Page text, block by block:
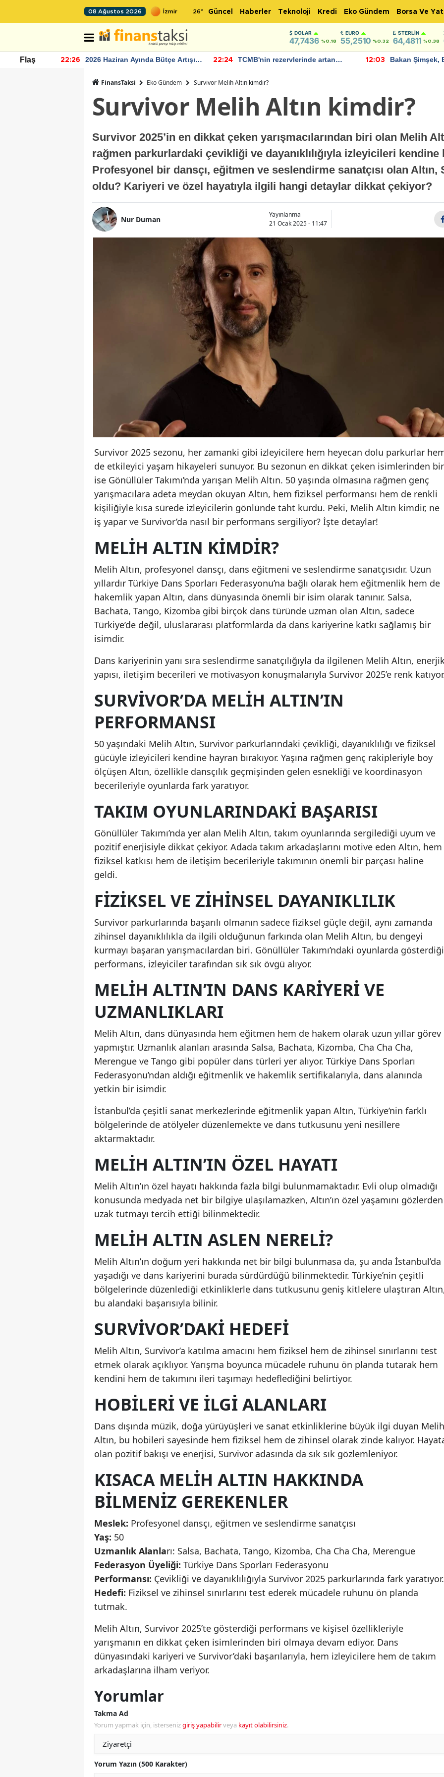
08 Ağustos 2026 26° Güncel Haberler Teknoloji Kredi Eko Gündem Borsa Ve
DOLAR
47,7436 %0.18
EURO
55,2510 %0.32
STERLIN
64,4811 %0.38
Flaş 22:26
2026 Haziran Ayında Bütçe Artışı
22:24
TCMB'nin rezervlerinde artan
12:03
Bakan Şimşek,
FinansTaksi Eko Gündem Survivor Melih Altın kimdir?
Survivor Melih Altın kimdir?
Survivor 2025’in en dikkat çeken yarışmacılarından biri olan Melih
rağmen parkurlardaki çevikliği ve dayanıklılığıyla izleyicileri kendine
Profesyonel bir dansçı, eğitmen ve seslendirme sanatçısı olan Altın,
oldu? Kariyeri ve özel hayatıyla ilgili hangi detaylar dikkat çekiyor?
Nur Duman
Yayınlanma
21 Ocak 2025 - 11:47
Survivor 2025 sezonu, her zamanki gibi izleyicilere hem heyecan dolu parkurlar
de etkileyici yaşam hikayeleri sunuyor. Bu sezonun en dikkat çeken isimlerinden
ise Gönüllüler Takımı’nda yarışan Melih Altın. 50 yaşında olmasına rağmen genç
yarışmacılara adeta meydan okuyan Altın, hem fiziksel performansı hem de renkli
kişiliğiyle kısa sürede izleyicilerin gönlünde taht kurdu. Peki, Melih Altın kimdir, ne
iş yapar ve Survivor’da nasıl bir performans sergiliyor? İşte detaylar!
MELIH ALTIN KIMDIR?
Melih Altın, profesyonel dansçı, dans eğitmeni ve seslendirme sanatçısıdır. Uzun
yıllardır Türkiye Dans Sporları Federasyonu’na bağlı olarak hem eğitmenlik hem de
hakemlik yapan Altın, dans dünyasında önemli bir isim olarak tanınır. Salsa,
Bachata, Tango, Kizomba gibi birçok dans türünde uzman olan Altın, sadece
Türkiye’de değil, uluslararası platformlarda da dans kariyerine katkı sağlamış bir
isimdir.
Dans kariyerinin yanı sıra seslendirme sanatçılığıyla da ilgilenen Melih Altın,
yapısı, iletişim becerileri ve motivasyon konuşmalarıyla Survivor 2025’e renk
SURVIVOR’DA MELIH ALTIN’IN
PERFORMANSI
50 yaşındaki Melih Altın, Survivor parkurlarındaki çevikliği, dayanıklılığı ve fiziksel
gücüyle izleyicileri kendine hayran bırakıyor. Yaşına rağmen genç rakipleriyle boy
ölçüşen Altın, özellikle dansçılık geçmişinden gelen esnekliği ve koordinasyon
becerileriyle oyunlarda fark yaratıyor.
TAKIM OYUNLARINDAKI BAŞARISI
Gönüllüler Takımı’nda yer alan Melih Altın, takım oyunlarında sergilediği uyum ve
pozitif enerjisiyle dikkat çekiyor. Adada takım arkadaşlarını motive eden Altın, hem
fiziksel katkısı hem de iletişim becerileriyle takımının önemli bir parçası haline
geldi.
FIZIKSEL VE ZIHINSEL DAYANIKLILIK
Survivor parkurlarında başarılı olmanın sadece fiziksel güçle değil, aynı zamanda
zihinsel dayanıklılıkla da ilgili olduğunun farkında olan Melih Altın, bu dengeyi
kurmayı başaran yarışmacılardan biri. Gönüllüler Takımı’ndaki oyunlarda gösterdiği
performans, izleyiciler tarafından sık sık övgü alıyor.
MELIH ALTIN’IN DANS KARIYERI VE
UZMANLIKLARI
Melih Altın, dans dünyasında hem eğitmen hem de hakem olarak uzun yıllar görev
yapmıştır. Uzmanlık alanları arasında Salsa, Bachata, Kizomba, Cha Cha Cha,
Merengue ve Tango gibi popüler dans türleri yer alıyor. Türkiye Dans Sporları
Federasyonu’ndan aldığı eğitmenlik ve hakemlik sertifikalarıyla, dans alanında
yetkin bir isimdir.
İstanbul’da çeşitli sanat merkezlerinde eğitmenlik yapan Altın, Türkiye’nin farklı
bölgelerinde de atölyeler düzenlemekte ve dans tutkusunu yeni nesillere
aktarmaktadır.
MELIH ALTIN’IN ÖZEL HAYATI
Melih Altın’ın özel hayatı hakkında fazla bilgi bulunmamaktadır. Evli olup olmadığı
konusunda medyada net bir bilgiye ulaşılamazken, Altın’ın özel yaşamını gözlerden
uzak tutmayı tercih ettiği bilinmektedir.
MELIH ALTIN ASLEN NERELI?
Melih Altın’ın doğum yeri hakkında net bir bilgi bulunmasa da, şu anda İstanbul’da
yaşadığı ve dans kariyerini burada sürdürdüğü bilinmektedir. Türkiye’nin çeşitli
bölgelerinde düzenlediği etkinliklerle dans tutkusunu geniş kitlelere ulaştıran
bu alandaki başarısıyla bilinir.
SURVIVOR’DAKI HEDEFI
Melih Altın, Survivor’a katılma amacını hem fiziksel hem de zihinsel sınırlarını test
etmek olarak açıklıyor. Yarışma boyunca mücadele ruhunu ön planda tutarak hem
kendini hem de takımını ileri taşımayı hedeflediğini belirtiyor.
HOBILERI VE İLGI ALANLARI
Dans dışında müzik, doğa yürüyüşleri ve sanat etkinliklerine büyük ilgi duyan Melih
Altın, bu hobileri sayesinde hem fiziksel hem de zihinsel olarak zinde kalıyor.
olan pozitif bakışı ve enerjisi, Survivor adasında da sık sık gözlemleniyor.
KISACA MELIH ALTIN HAKKINDA
BILMENIZ GEREKENLER
Meslek: Profesyonel dansçı, eğitmen ve seslendirme sanatçısı
Yaş: 50
Uzmanlık Alanları: Salsa, Bachata, Tango, Kizomba, Cha Cha Cha, Merengue
Federasyon Üyeliği: Türkiye Dans Sporları Federasyonu
Performansı: Çevikliği ve dayanıklılığıyla Survivor 2025 parkurlarında fark yaratıyor.
Hedefi: Fiziksel ve zihinsel sınırlarını test ederek mücadele ruhunu ön planda
tutmak.
Melih Altın, Survivor 2025’te gösterdiği performans ve kişisel özellikleriyle
yarışmanın en dikkat çeken isimlerinden biri olmaya devam ediyor. Dans
dünyasındaki kariyeri ve Survivor’daki başarılarıyla, hem izleyicilere hem de takım
arkadaşlarına ilham veriyor.
Yorumlar
Takma Ad
Yorum yapmak için, istersenizgiriş yapabilirveya kayıt olabilirsiniz.
Yorum Yazın (500 Karakter)